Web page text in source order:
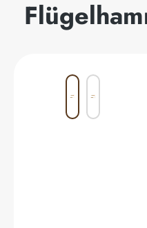
Bildergalerie